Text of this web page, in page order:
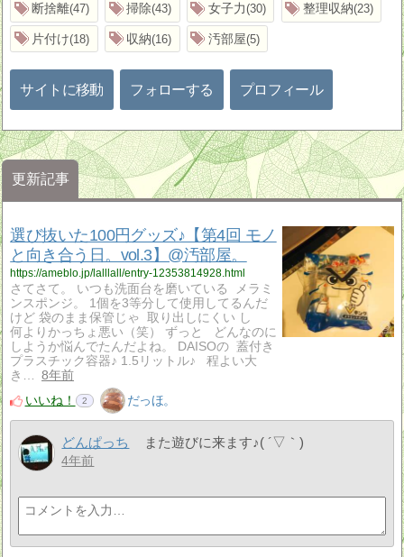
断捨離 47 掃除 43 女子力 30 整理収納 23
片付け 18 収納 16 汚部屋 5
サイトに移動 フォローする プロフィール
更新記事
選び抜いた100円グッズ♪【第4回 モノ
と向き合う日。vol.3】@汚部屋。
https://ameblo.jp/lalllall/entry-12353814928.html
さてさて。 いつも洗面台を磨いている メラミ
ンスポンジ。 1個を3等分して使用してるんだ
けど 袋のまま保管じゃ 取り出しにくい し
何よりかっちょ悪い（笑） ずっと どんなのに
しようか悩んでたんだよね。 DAISOの 蓋付き
プラスチック容器♪ 1.5リットル♪ 程よい大
き…
8年前
いいね！
2 だっほ。
どんぱっち また遊びに来ます♪( ´▽｀)
4年前